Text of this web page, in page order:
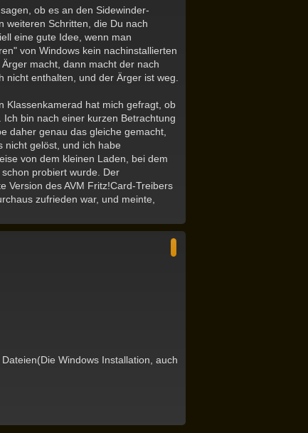
ob es an den Sidewinder-
weiteren Schritten, die Du nach
eine gute Idee, wenn man
von Windows kein nachinstallierten
macht, dann macht der nach
nicht enthalten, und der Ärger ist weg.
Klassenkamerad hat mich gefragt, ob
bin nach einer kurzen Betrachtung
daher genau das gleiche gemacht,
nicht gelöst, und ich habe
von dem kleinen Laden, bei dem
probiert wurde. Der
Version des AVM Fritz!Card-Treibers
zufrieden war, und meinte,
a
c
Windows Installation, auch
a